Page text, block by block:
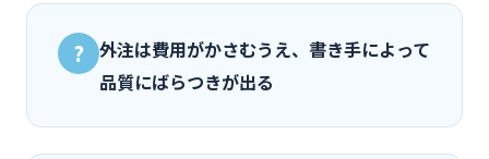
? 外注は費用がかさむうえ、書き手によって
品質にばらつきが出る